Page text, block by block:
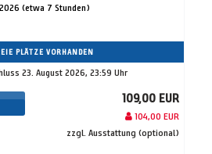
(etwa 7 Stunden)
PLÄTZE VORHANDEN
23. August 2026, 23:59 Uhr
109,00 EUR
104,00 EUR
zzgl. Ausstattung (optional)